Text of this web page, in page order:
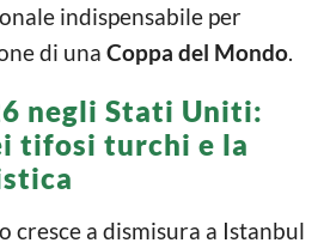
indispensabile per
di una Coppa del Mondo
negli Stati Uniti:
tifosi turchi e la
cresce a dismisura a Istanbul